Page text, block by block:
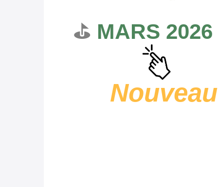
⛳ MARS 2026
Nouveau